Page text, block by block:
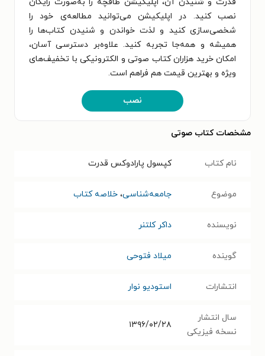
نصب کنید. در اپلیکیشن می‌توانید مطالعه‌ی خود را
شخصی‌سازی کنید و لذت خواندن و شنیدن کتاب‌ها را
همیشه و همه‌جا تجربه کنید. علاوه‌بر دسترسی آسان،
امکان خرید هزاران کتاب صوتی و الکترونیکی با تخفیف‌های
ویژه و بهترین قیمت هم فراهم است.
نصب
مشخصات کتاب صوتی
نام کتاب کپسول پارادوکس قدرت
موضوع جامعه‌شناسی، خلاصه کتاب
نویسنده داکر کلتنر
گوینده میلاد فتوحی
انتشارات استودیو نوار
سال انتشار
نسخه فیزیکی
۱۳۹۶/۰۲/۲۸